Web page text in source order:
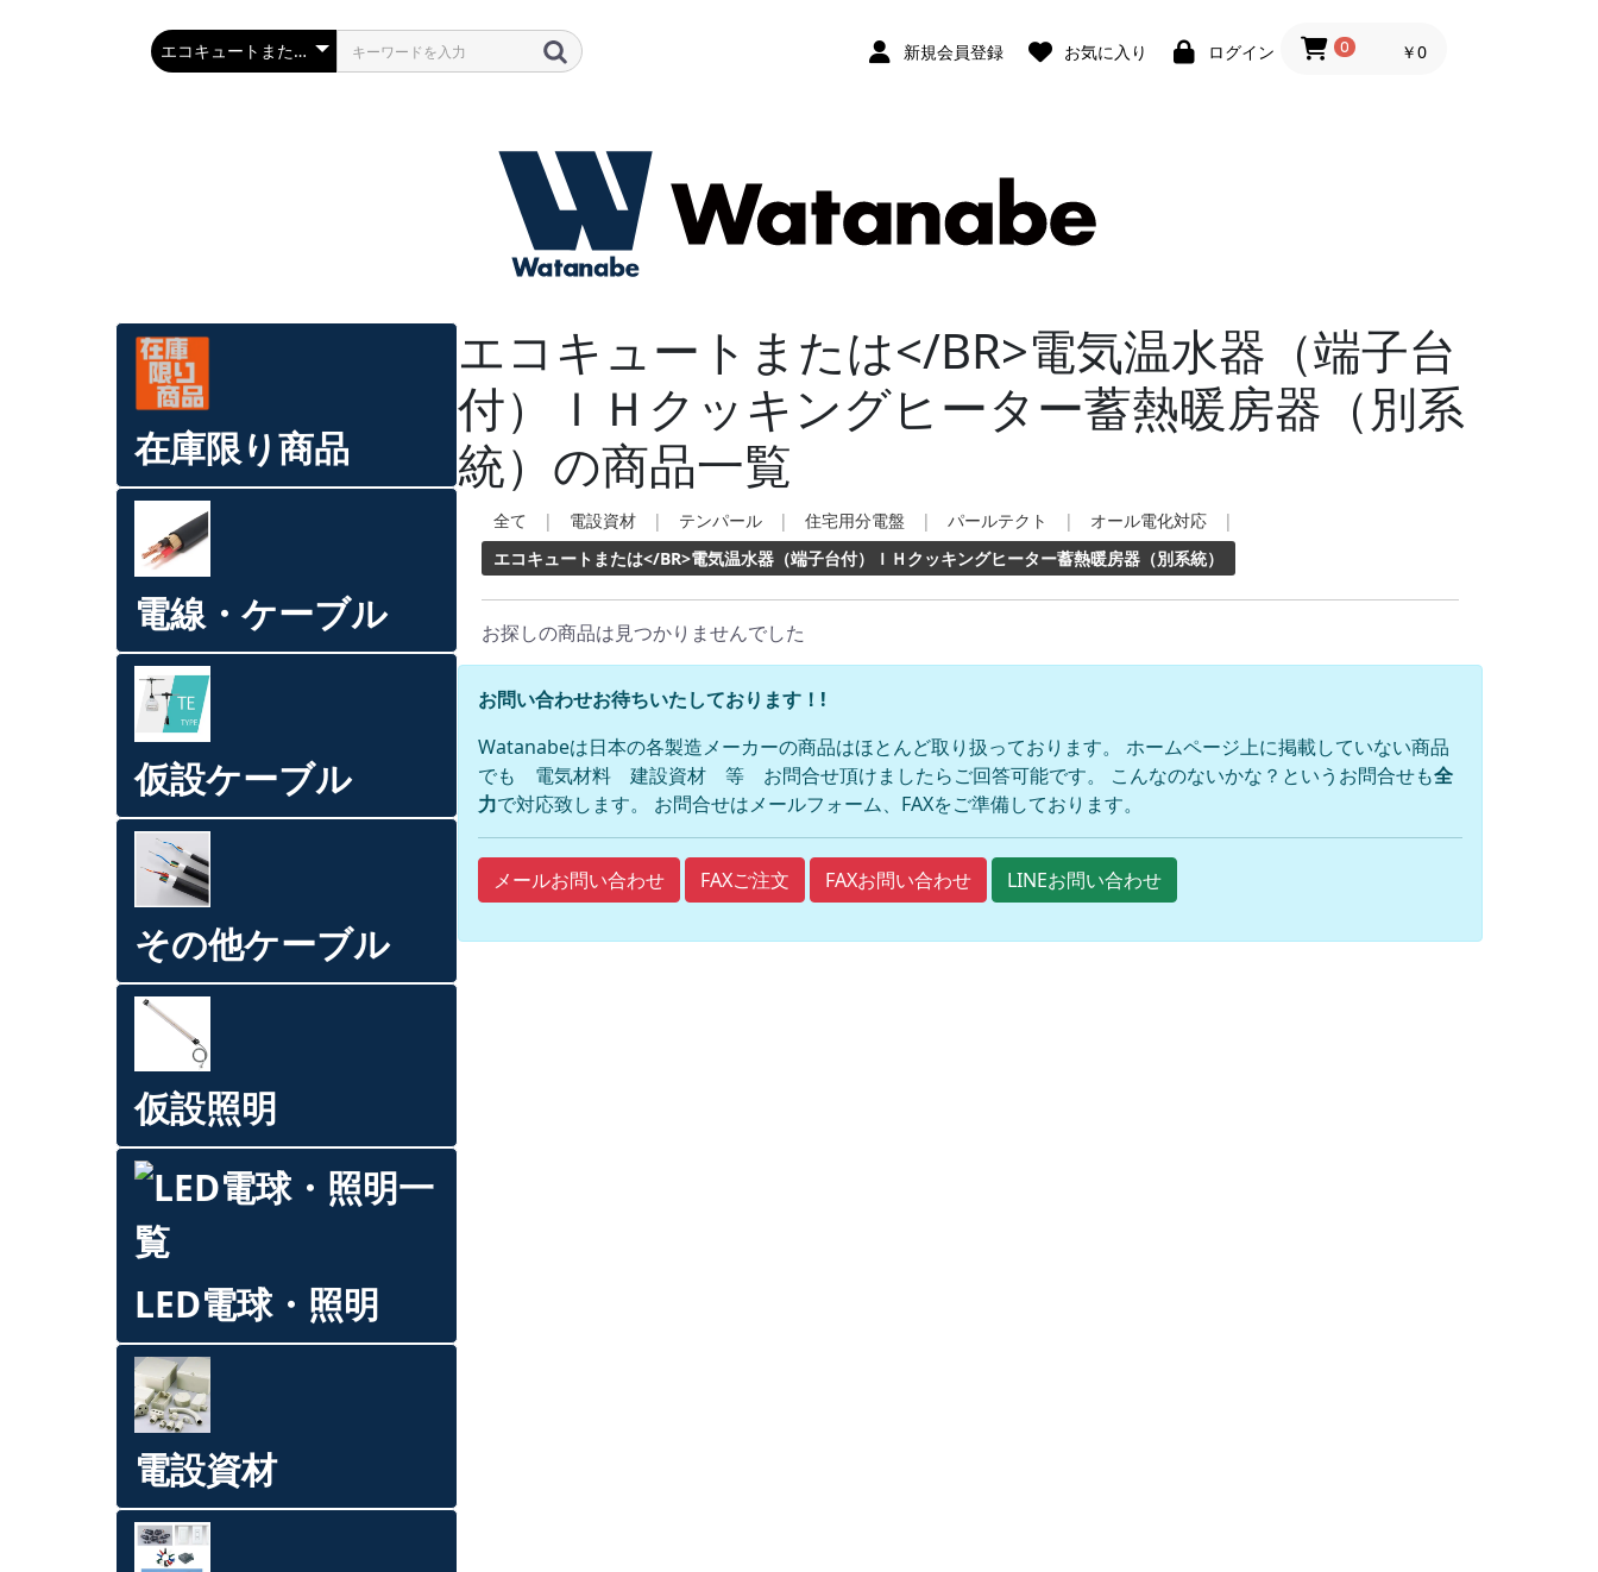
新規会員登録 お気に入り ログイン 0 ￥0
在庫限り商品
電線・ケーブル
仮設ケーブル
その他ケーブル
仮設照明
LED電球・照明
電設資材
エコキュートまたは</BR>電気温水器（端子台
付）ＩＨクッキングヒーター蓄熱暖房器（別系
統）の商品一覧
全て | 電設資材 | テンパール | 住宅用分電盤 | パールテクト | オール電化対応
|
エコキュートまたは</BR>電気温水器（端子台付）ＩＨクッキングヒーター蓄熱暖房器（別系統）
お探しの商品は見つかりませんでした
お問い合わせお待ちいたしております！!
Watanabeは日本の各製造メーカーの商品はほとんど取り扱っております。 ホームページ上に掲載していない商品
でも 電気材料 建設資材 等 お問合せ頂けましたらご回答可能です。 こんなのないかな？というお問合せも全
力で対応致します。 お問合せはメールフォーム、FAXをご準備しております。
メールお問い合わせ FAXご注文 FAXお問い合わせ LINEお問い合わせ